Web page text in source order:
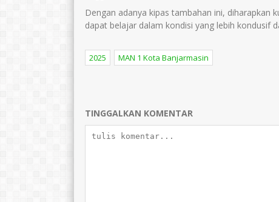
Dengan adanya kipas tambahan ini, diharapkan
dapat belajar dalam kondisi yang lebih kondusif
2025 MAN 1 Kota Banjarmasin
TINGGALKAN KOMENTAR